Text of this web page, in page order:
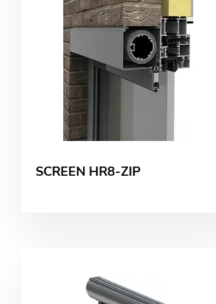
SCREEN HR8-ZIP